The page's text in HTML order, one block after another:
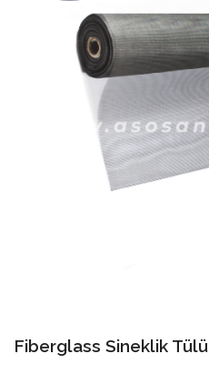
Fiberglass Sineklik Tülü